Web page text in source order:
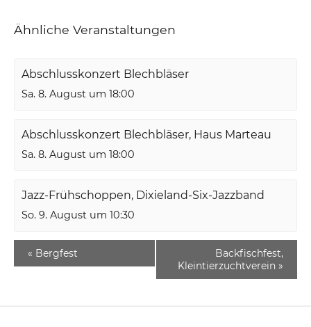
Ähnliche Veranstaltungen
Abschlusskonzert Blechbläser
Sa. 8. August um 18:00
Abschlusskonzert Blechbläser, Haus Marteau
Sa. 8. August um 18:00
Jazz-Frühschoppen, Dixieland-Six-Jazzband
So. 9. August um 10:30
« Bergfest
Backfischfest,
Kleintierzuchtverein »